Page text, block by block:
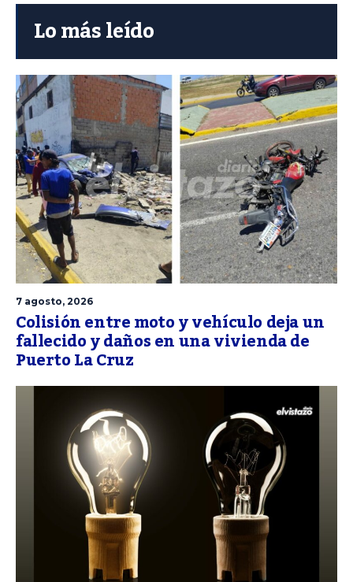
Lo más leído
7 agosto, 2026
Colisión entre moto y vehículo deja un
fallecido y daños en una vivienda de
Puerto La Cruz